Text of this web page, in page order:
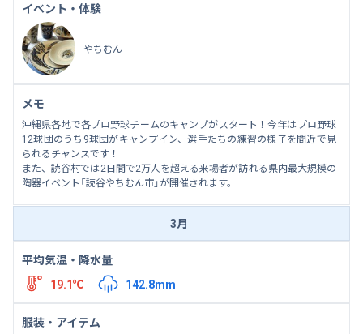
イベント・体験
やちむん
メモ
沖縄県各地で各プロ野球チームのキャンプがスタート！今年はプロ野球
12球団のうち9球団がキャンプイン、選手たちの練習の様子を間近で見
られるチャンスです！
また、読谷村では2日間で2万人を超える来場者が訪れる県内最大規模の
陶器イベント「読谷やちむん市」が開催されます。
3月
平均気温・降水量
19.1℃
142.8mm
服装・アイテム